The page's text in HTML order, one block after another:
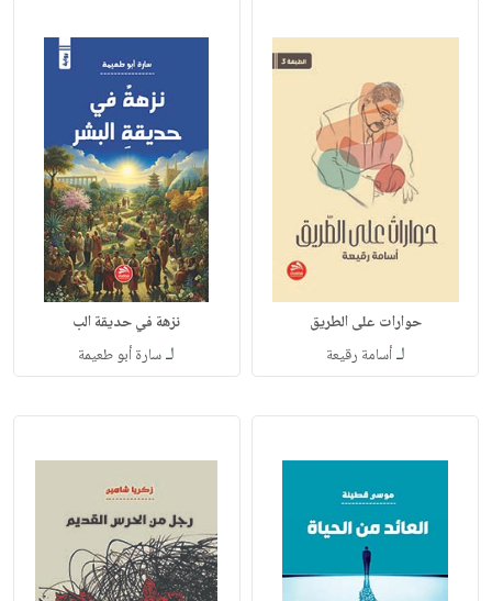
حوارات على الطريق
لـأسامة رقيعة
نزهة في حديقة الب
لـسارة أبو طعيمة